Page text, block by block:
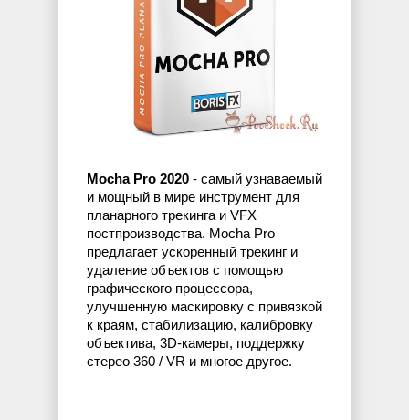
Mocha Pro 2020 - самый узнаваемый
и мощный в мире инструмент для
планарного трекинга и VFX
постпроизводства. Mocha Pro
предлагает ускоренный трекинг и
удаление объектов с помощью
графического процессора,
улучшенную маскировку с привязкой
к краям, стабилизацию, калибровку
объектива, 3D-камеры, поддержку
стерео 360 / VR и многое другое.